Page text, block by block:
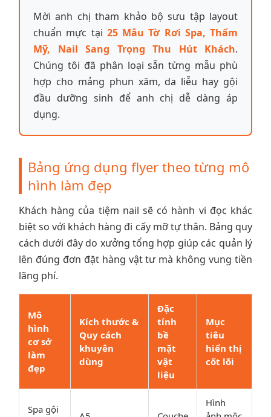
Mời anh chị tham khảo bộ sưu tập layout
chuẩn mực tại 25 Mẫu Tờ Rơi Spa, Thẩm
Mỹ, Nail Sang Trọng Thu Hút Khách.
Chúng tôi đã phân loại sẵn từng mẫu phù
hợp cho mảng phun xăm, da liễu hay gội
đầu dưỡng sinh để anh chị dễ dàng áp
dụng.
Bảng ứng dụng flyer theo từng mô
hình làm đẹp
Khách hàng của tiệm nail sẽ có hành vi đọc khác
biệt so với khách hàng đi cấy mỡ tự thân. Bảng quy
cách dưới đây do xưởng tổng hợp giúp các quản lý
lên đúng đơn đặt hàng vật tư mà không vung tiền
lãng phí.
Mô
hình
cơ sở
làm
đẹp
Kích thước &
Quy cách
khuyên
dùng
Đặc
tính
bề
mặt
vật
liệu
Mục
tiêu
hiển thị
cốt lõi
Spa gội
Hình